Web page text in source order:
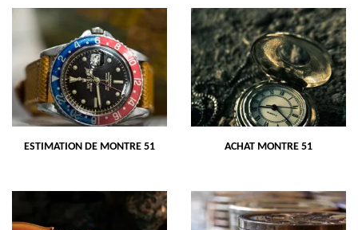
ESTIMATION DE MONTRE 51 ACHAT MONTRE 51